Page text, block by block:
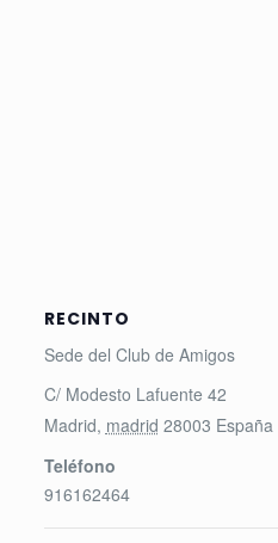
RECINTO
Sede del Club de Amigos
C/ Modesto Lafuente 42
Madrid, madrid 28003 España
Teléfono
916162464